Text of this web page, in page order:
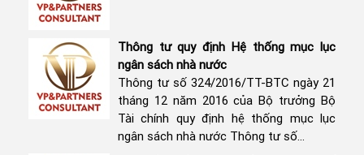
Thông tư quy định Hệ thống mục lục
ngân sách nhà nước
Thông tư số 324/2016/TT-BTC ngày 21
tháng 12 năm 2016 của Bộ trưởng Bộ
Tài chính quy định hệ thống mục lục
ngân sách nhà nước Thông tư số...